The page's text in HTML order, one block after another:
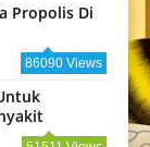
Propolis Di
86090 Views